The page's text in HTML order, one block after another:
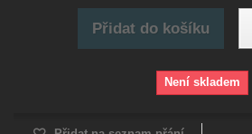
Přidat do košíku
Není skladem